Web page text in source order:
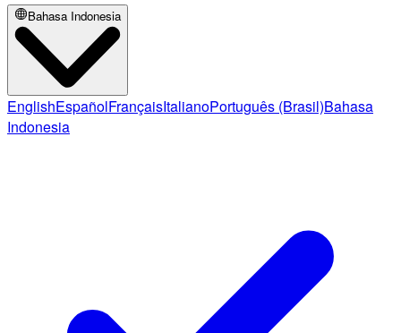
Bahasa Indonesia
EnglishEspañolFrançaisItalianoPortuguês (Brasil)Bahasa
Indonesia